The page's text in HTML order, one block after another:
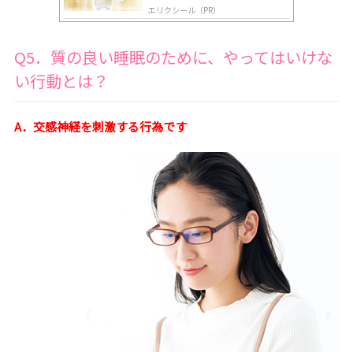
エリクシール（PR）
Q5．質の良い睡眠のために、やってはいけな
い行動とは？
A．交感神経を刺激する行為です